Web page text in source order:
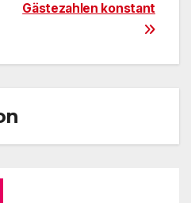
Gästezahlen konstant